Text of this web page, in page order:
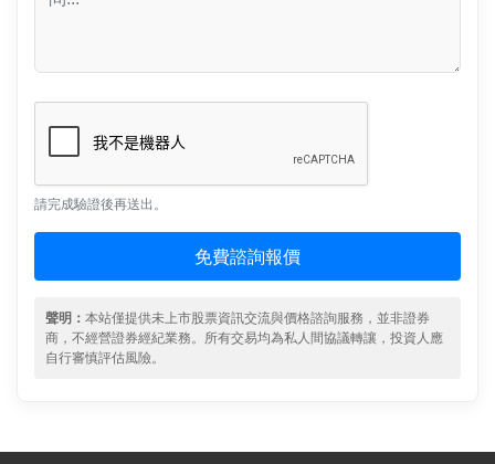
請完成驗證後再送出。
免費諮詢報價
聲明： 本站僅提供未上市股票資訊交流與價格諮詢服務，並非證券
商，不經營證券經紀業務。所有交易均為私人間協議轉讓，投資人應
自行審慎評估風險。